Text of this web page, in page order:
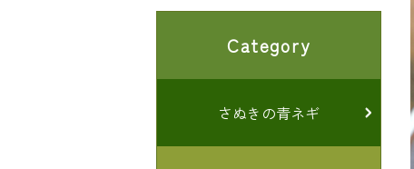
Category
さぬきの青ネギ